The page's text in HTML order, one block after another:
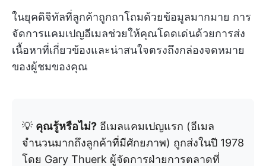
ในยุคดิจิทัลที่ลูกค้าถูกถาโถมด้วยข้อมูลมากมาย การ
จัดการแคมเปญอีเมลช่วยให้คุณโดดเด่นด้วยการส่ง
เนื้อหาที่เกี่ยวข้องและน่าสนใจตรงถึงกล่องจดหมาย
ของผู้ชมของคุณ
💡 คุณรู้หรือไม่? อีเมลแคมเปญแรก (อีเมล
จำนวนมากถึงลูกค้าที่มีศักยภาพ) ถูกส่งในปี 1978
โดย Gary Thuerk ผู้จัดการฝ่ายการตลาดที่